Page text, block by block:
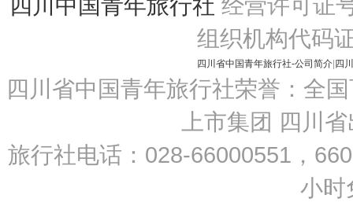
组织机构代码
四川省中国青年旅行社-公司简介|四
四川省中国青年旅行社荣誉：全
上市集团 四川
旅行社电话： 028-66000551，
小时